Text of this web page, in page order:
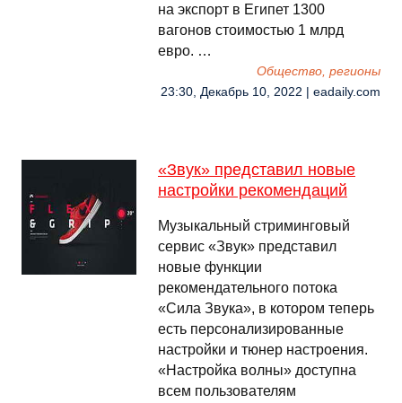
на экспорт в Египет 1300
вагонов стоимостью 1 млрд
евро. …
Общество, регионы
23:30, Декабрь 10, 2022 | eadaily.com
«Звук» представил новые
настройки рекомендаций
Музыкальный стриминговый
сервис «Звук» представил
новые функции
рекомендательного потока
«Сила Звука», в котором теперь
есть персонализированные
настройки и тюнер настроения.
«Настройка волны» доступна
всем пользователям